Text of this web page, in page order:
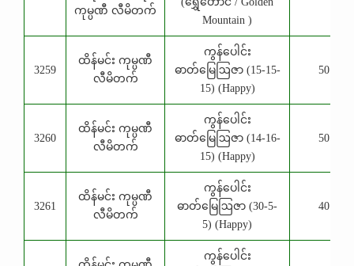
ကုမ္ပဏီ လီမိတက်
Mountain )
3259
ထိန်မင်း ကုမ္ပဏီ
လီမိတက်
ကွန်ပေါင်း
ဓာတ်မြေဩဇာ (15-15-
15) (Happy)
50 Kg
3260
ထိန်မင်း ကုမ္ပဏီ
လီမိတက်
ကွန်ပေါင်း
ဓာတ်မြေဩဇာ (14-16-
15) (Happy)
50 Kg
3261
ထိန်မင်း ကုမ္ပဏီ
လီမိတက်
ကွန်ပေါင်း
ဓာတ်မြေဩဇာ (30-5-
5) (Happy)
40 Kg
ကွန်ပေါင်း